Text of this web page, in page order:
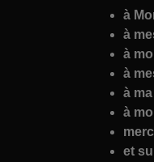
à
à
à
à
à
à
et